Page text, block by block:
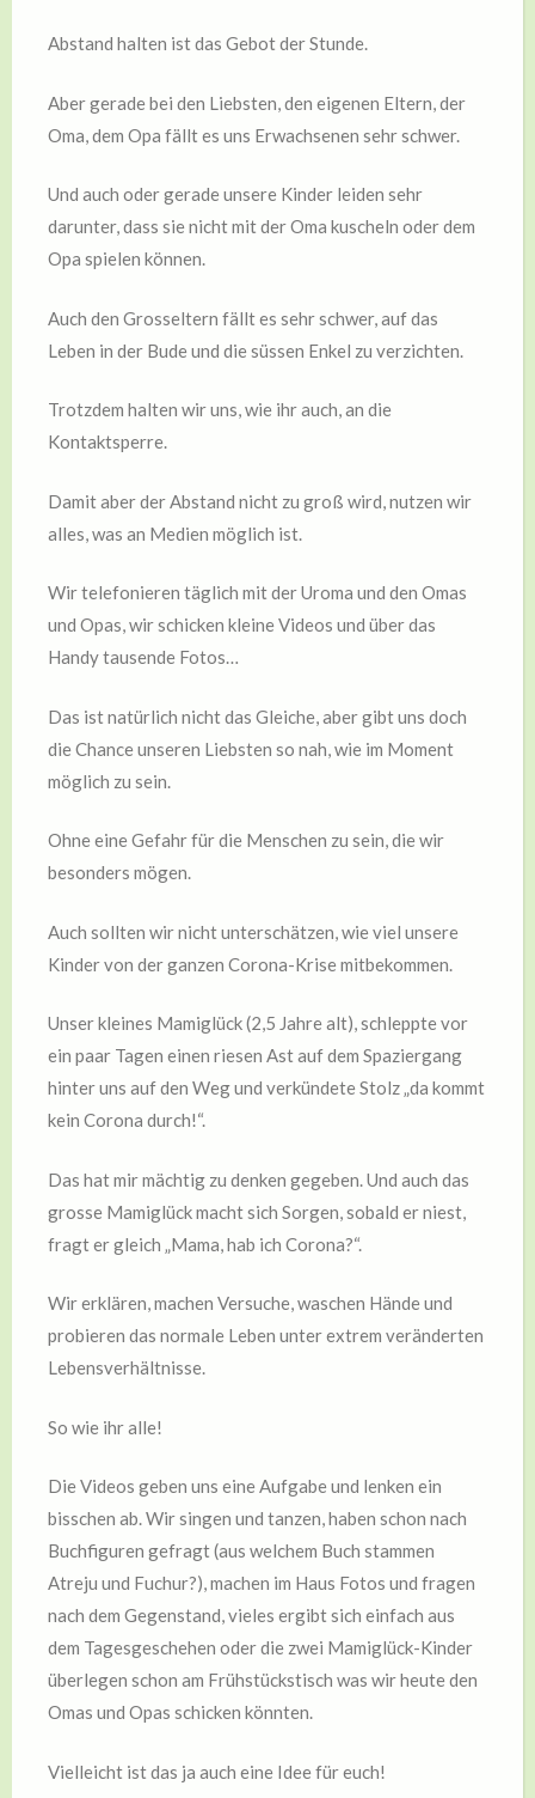
Abstand halten ist das Gebot der Stunde.
Aber gerade bei den Liebsten, den eigenen Eltern, der
Oma, dem Opa fällt es uns Erwachsenen sehr schwer.
Und auch oder gerade unsere Kinder leiden sehr
darunter, dass sie nicht mit der Oma kuscheln oder dem
Opa spielen können.
Auch den Grosseltern fällt es sehr schwer, auf das
Leben in der Bude und die süssen Enkel zu verzichten.
Trotzdem halten wir uns, wie ihr auch, an die
Kontaktsperre.
Damit aber der Abstand nicht zu groß wird, nutzen wir
alles, was an Medien möglich ist.
Wir telefonieren täglich mit der Uroma und den Omas
und Opas, wir schicken kleine Videos und über das
Handy tausende Fotos…
Das ist natürlich nicht das Gleiche, aber gibt uns doch
die Chance unseren Liebsten so nah, wie im Moment
möglich zu sein.
Ohne eine Gefahr für die Menschen zu sein, die wir
besonders mögen.
Auch sollten wir nicht unterschätzen, wie viel unsere
Kinder von der ganzen Corona-Krise mitbekommen.
Unser kleines Mamiglück (2,5 Jahre alt), schleppte vor
ein paar Tagen einen riesen Ast auf dem Spaziergang
hinter uns auf den Weg und verkündete Stolz „da kommt
kein Corona durch!“.
Das hat mir mächtig zu denken gegeben. Und auch das
grosse Mamiglück macht sich Sorgen, sobald er niest,
fragt er gleich „Mama, hab ich Corona?“.
Wir erklären, machen Versuche, waschen Hände und
probieren das normale Leben unter extrem veränderten
Lebensverhältnisse.
So wie ihr alle!
Die Videos geben uns eine Aufgabe und lenken ein
bisschen ab. Wir singen und tanzen, haben schon nach
Buchfiguren gefragt (aus welchem Buch stammen
Atreju und Fuchur?), machen im Haus Fotos und fragen
nach dem Gegenstand, vieles ergibt sich einfach aus
dem Tagesgeschehen oder die zwei Mamiglück-Kinder
überlegen schon am Frühstückstisch was wir heute den
Omas und Opas schicken könnten.
Vielleicht ist das ja auch eine Idee für euch!